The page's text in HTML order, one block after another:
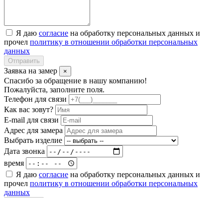
Я даю согласие на обработку персональных данных и
прочел политику в отношении обработки персональных
данных
Отправить
Заявка на замер ×
Спасибо за обращение в нашу компанию!
Пожалуйста, заполните поля.
Телефон для связи
Как вас зовут?
E-mail для связи
Адрес для замера
Выбрать изделие
Дата звонка
время
Я даю согласие на обработку персональных данных и
прочел политику в отношении обработки персональных
данных